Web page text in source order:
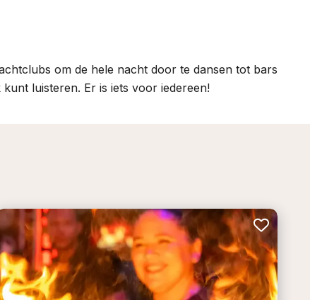
om de hele nacht door te dansen tot bars
luisteren. Er is iets voor iedereen!